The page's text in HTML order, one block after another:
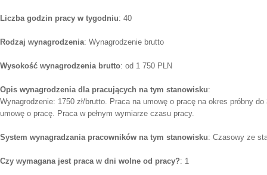
Liczba godzin pracy w tygodniu: 40
Rodzaj wynagrodzenia: Wynagrodzenie brutto
Wysokość wynagrodzenia brutto: od 1 750 PLN
Opis wynagrodzenia dla pracujących na tym stanowisku:
Wynagrodzenie: 1750 zł/brutto. Praca na umowę o pracę na okres próbny
umowę o pracę. Praca w pełnym wymiarze czasu pracy.
System wynagradzania pracowników na tym stanowisku: Czasowy ze
Czy wymagana jest praca w dni wolne od pracy?: 1